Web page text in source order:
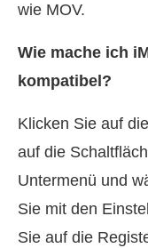
wie MOV.
Wie mache ich
kompatibel?
Klicken Sie auf
auf die
Untermenü und
Sie mit den
Sie auf die